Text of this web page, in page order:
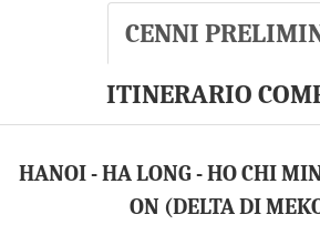
CENNI
ITINERARIO
HANOI - HA LONG - HO CHI
ON (DELTA DI